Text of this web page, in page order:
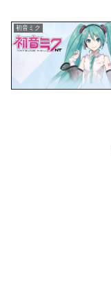
初音ミク